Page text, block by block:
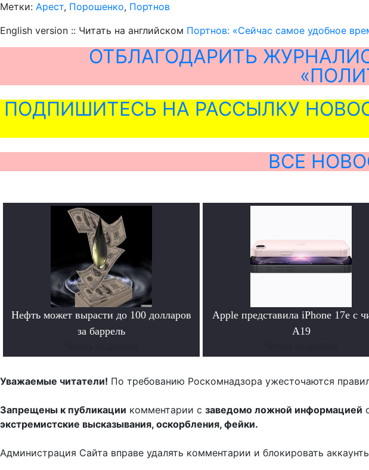
Метки: Арест, Порошенко, Портнов
English version :: Читать на английском Портнов: «Сейчас самое удобное
ОТБЛАГОДАРИТЬ
ПОДПИШИТЕСЬ НА РАССЫЛКУ
ВСЕ
Нефть может вырасти до 100 долларов
за баррель
Apple представила iPhone 17e с
A19
Уважаемые читатели! По требованию Роскомнадзора ужесточаются
Запрещены к публикации комментарии с заведомо ложной информацией
экстремистские высказывания, оскорбления, фейки.
Администрация Сайта вправе удалять комментарии и блокировать